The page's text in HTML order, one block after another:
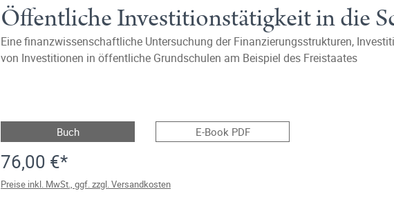
Öffentliche Investitionstätigkeit in die
Eine finanzwissenschaftliche Untersuchung der Finanzierungsstrukturen,
von Investitionen in öffentliche Grundschulen am Beispiel des Freistaates
Buch E-Book PDF
76,00 €*
Preise inkl. MwSt., ggf. zzgl. Versandkosten